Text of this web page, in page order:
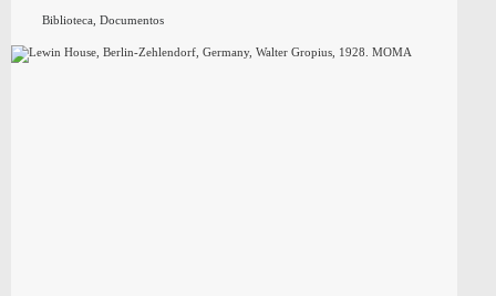
Biblioteca, Documentos